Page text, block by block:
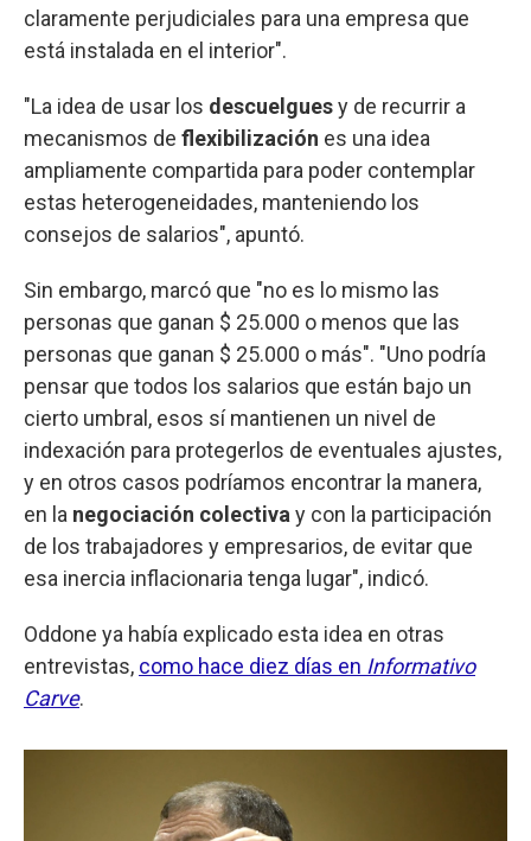
claramente perjudiciales para una empresa que
está instalada en el interior".
"La idea de usar los descuelguesy de recurrir a
mecanismos de flexibilización es una idea
ampliamente compartida para poder contemplar
estas heterogeneidades, manteniendo los
consejos de salarios", apuntó.
Sin embargo, marcó que "no es lo mismo las
personas que ganan $ 25.000 o menos que las
personas que ganan $ 25.000 o más". "Uno podría
pensar que todos los salarios que están bajo un
cierto umbral, esos sí mantienen un nivel de
indexación para protegerlos de eventuales ajustes,
y en otros casos podríamos encontrar la manera,
en la negociación colectiva y con la participación
de los trabajadores y empresarios, de evitar que
esa inercia inflacionaria tenga lugar", indicó.
Oddone ya había explicado esta idea en otras
entrevistas, como hace diez días en Informativo
Carve.